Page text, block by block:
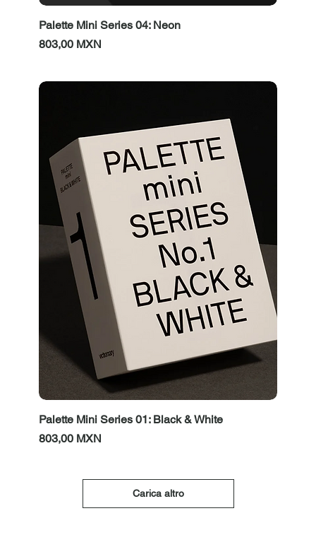
Palette Mini Series 04: Neon
Prezzo
803,00 MXN
Palette Mini Series 01: Black & White
Prezzo
803,00 MXN
Carica altro